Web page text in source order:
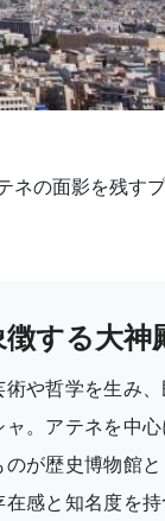
ネの面影を残す
する大神
や哲学を生み
。アテネを中
が歴史博物館
感と知名度を